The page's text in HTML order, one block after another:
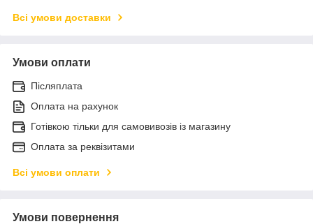
Всі умови доставки
Умови оплати
Післяплата
Оплата на рахунок
Готівкою тільки для самовивозів із магазину
Оплата за реквізитами
Всі умови оплати
Умови повернення